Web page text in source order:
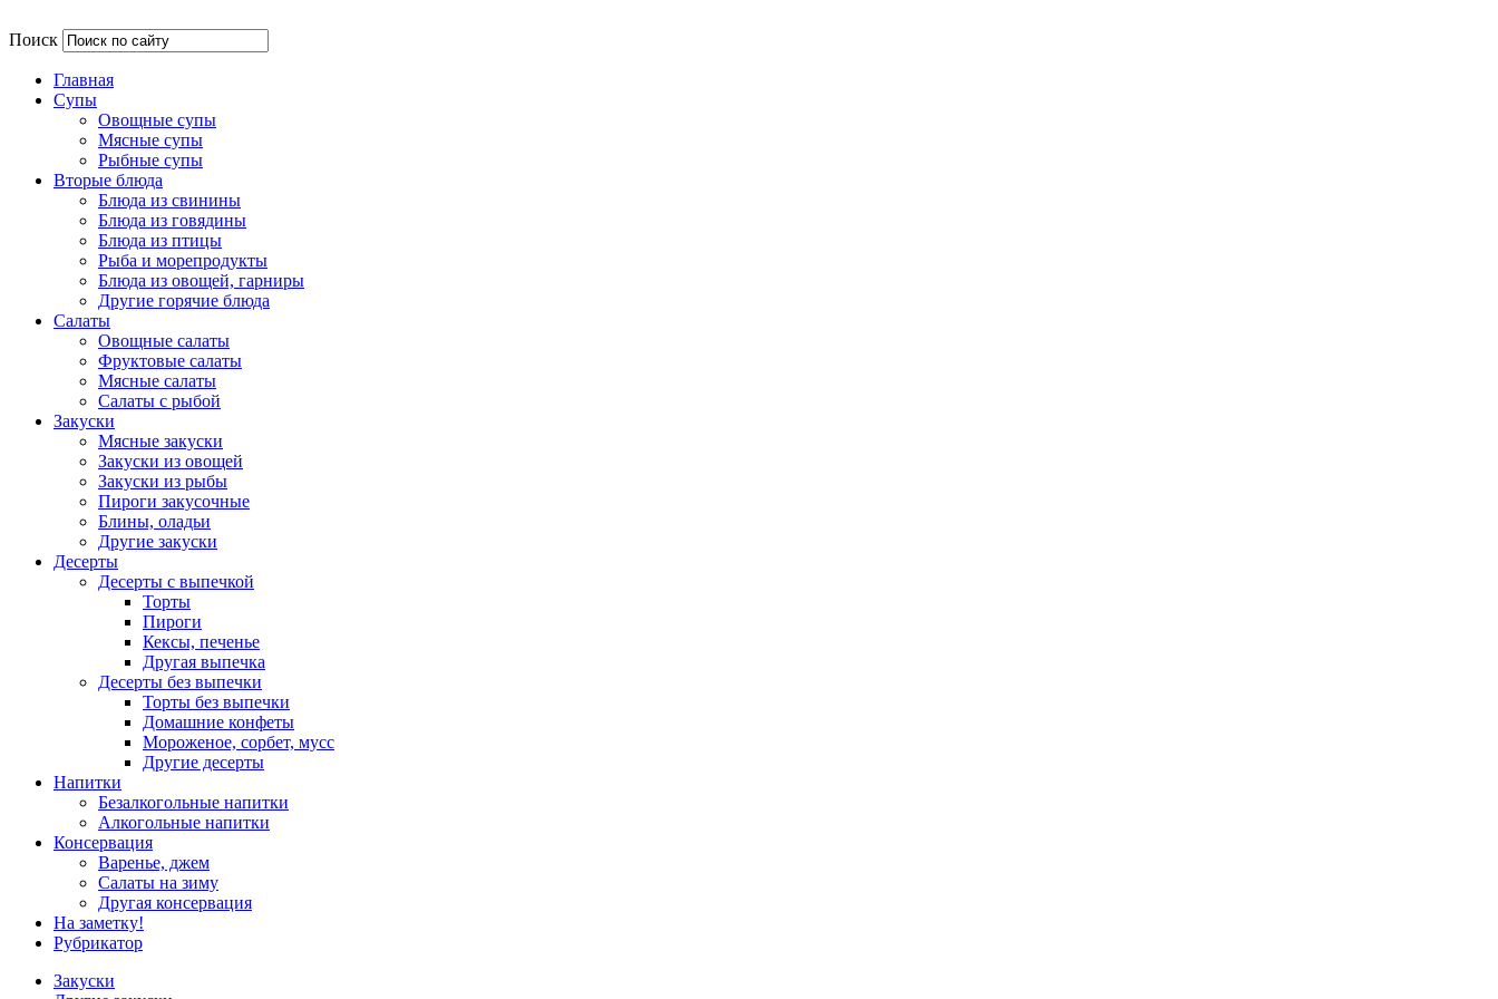
Поиск
Главная
Супы
Овощные супы
Мясные супы
Рыбные супы
Вторые блюда
Блюда из свинины
Блюда из говядины
Блюда из птицы
Рыба и морепродукты
Блюда из овощей, гарниры
Другие горячие блюда
Салаты
Овощные салаты
Фруктовые салаты
Мясные салаты
Салаты с рыбой
Закуски
Мясные закуски
Закуски из овощей
Закуски из рыбы
Пироги закусочные
Блины, оладьи
Другие закуски
Десерты
Десерты с выпечкой
Торты
Пироги
Кексы, печенье
Другая выпечка
Десерты без выпечки
Торты без выпечки
Домашние конфеты
Мороженое, сорбет, мусс
Другие десерты
Напитки
Безалкогольные напитки
Алкогольные напитки
Консервация
Варенье, джем
Салаты на зиму
Другая консервация
На заметку!
Рубрикатор
Закуски